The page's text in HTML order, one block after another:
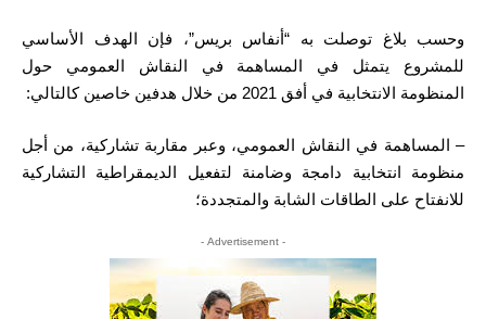
وحسب بلاغ توصلت به “أنفاس بريس”، فإن الهدف الأساسي
للمشروع يتمثل في المساهمة في النقاش العمومي حول
المنظومة الانتخابية في أفق 2021 من خلال هدفين خاصين كالتالي:
– المساهمة في النقاش العمومي، وعبر مقاربة تشاركية، من أجل
منظومة انتخابية دامجة وضامنة لتفعيل الديمقراطية التشاركية
للانفتاح على الطاقات الشابة والمتجددة؛
- Advertisement -